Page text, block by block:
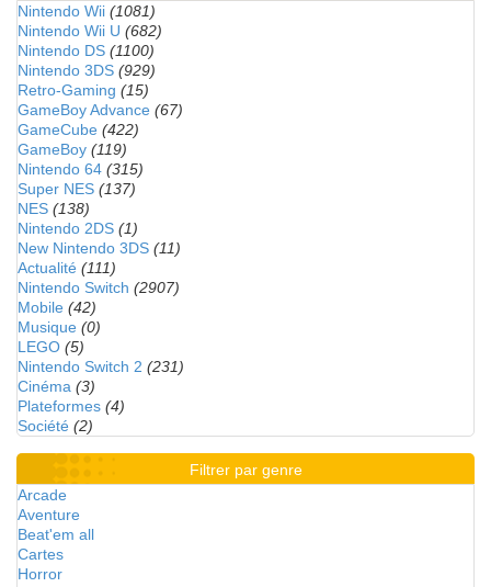
Nintendo Wii (1081)
Nintendo Wii U (682)
Nintendo DS (1100)
Nintendo 3DS (929)
Retro-Gaming (15)
GameBoy Advance (67)
GameCube (422)
GameBoy (119)
Nintendo 64 (315)
Super NES (137)
NES (138)
Nintendo 2DS (1)
New Nintendo 3DS (11)
Actualité (111)
Nintendo Switch (2907)
Mobile (42)
Musique (0)
LEGO (5)
Nintendo Switch 2 (231)
Cinéma (3)
Plateformes (4)
Société (2)
Filtrer par genre
Arcade
Aventure
Beat'em all
Cartes
Horror